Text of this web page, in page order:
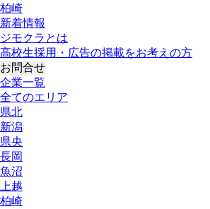
柏崎
新着情報
ジモクラとは
高校生採用・広告の掲載をお考えの方
お問合せ
企業一覧
全てのエリア
県北
新潟
県央
長岡
魚沼
上越
柏崎